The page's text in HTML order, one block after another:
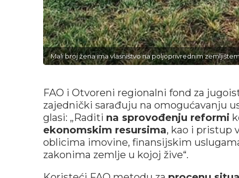
Mali broj žena ima vlasništvo na poljoprivrednim
FAO i Otvoreni regionalni fond za
zajednički sarađuju na omogućavanju
glasi: „Raditi na sprovođenju reformi
ekonomskim resursima, kao i pristup
oblicima imovine, finansijskim
zakonima zemlje u kojoj žive“.